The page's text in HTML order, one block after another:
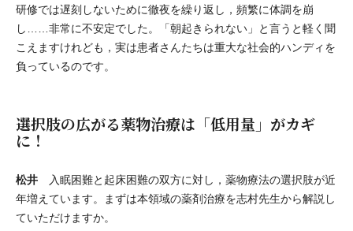
研修では遅刻しないために徹夜を繰り返し，頻繁に体調を崩
し……非常に不安定でした。「朝起きられない」と言うと軽く聞
こえますけれども，実は患者さんたちは重大な社会的ハンディを
負っているのです。
選択肢の広がる薬物治療は「低用量」がカギ
に！
松井 入眠困難と起床困難の双方に対し，薬物療法の選択肢が近
年増えています。まずは本領域の薬剤治療を志村先生から解説し
ていただけますか。